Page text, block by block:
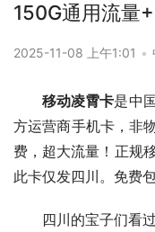
150G通用流量
2025-11-08 上午1:01 •
移动凌霄卡是中
方运营商手机卡，非
费，超大流量！正规
此卡仅发四川。免费
四川的宝子们看